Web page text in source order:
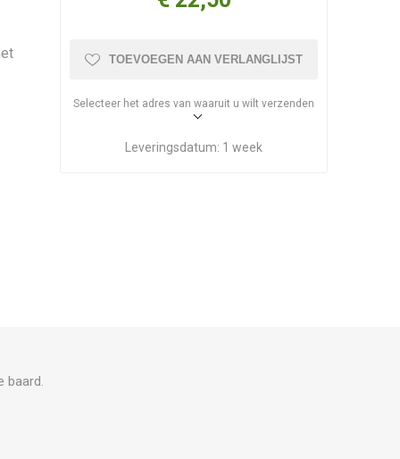
TOEVOEGEN AAN VERLANGLIJST
Selecteer het adres van waaruit u wilt verzenden
Leveringsdatum: 1 week
baard.